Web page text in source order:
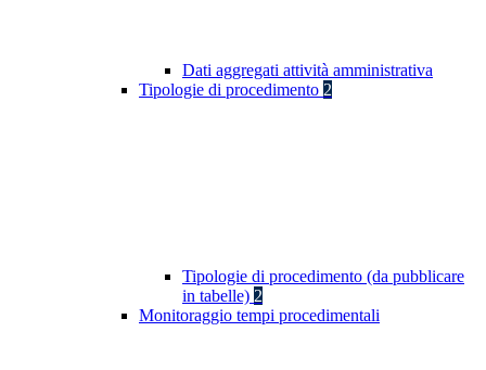
Dati aggregati attività amministrativa
Tipologie di procedimento 2
Tipologie di procedimento (da pubblicare
in tabelle) 2
Monitoraggio tempi procedimentali